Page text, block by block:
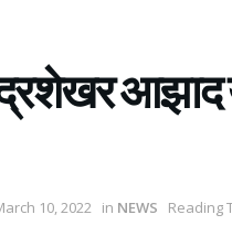
आझाद
10, 2022 in NEWS Reading